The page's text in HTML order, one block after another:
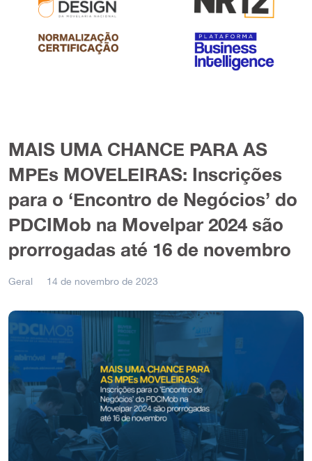
MAIS UMA CHANCE PARA AS
MPEs MOVELEIRAS: Inscrições
para o ‘Encontro de Negócios’ do
PDCIMob na Movelpar 2024 são
prorrogadas até 16 de novembro
Geral 14 de novembro de 2023